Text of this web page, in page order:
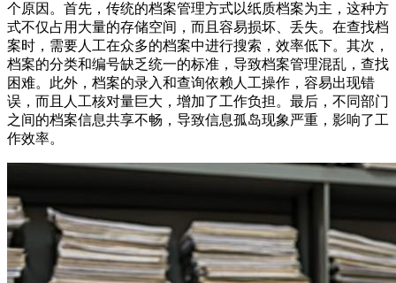
个原因。首先，传统的档案管理方式以纸质档案为主，这种方
式不仅占用大量的存储空间，而且容易损坏、丢失。在查找档
案时，需要人工在众多的档案中进行搜索，效率低下。其次，
档案的分类和编号缺乏统一的标准，导致档案管理混乱，查找
困难。此外，档案的录入和查询依赖人工操作，容易出现错
误，而且人工核对量巨大，增加了工作负担。最后，不同部门
之间的档案信息共享不畅，导致信息孤岛现象严重，影响了工
作效率。